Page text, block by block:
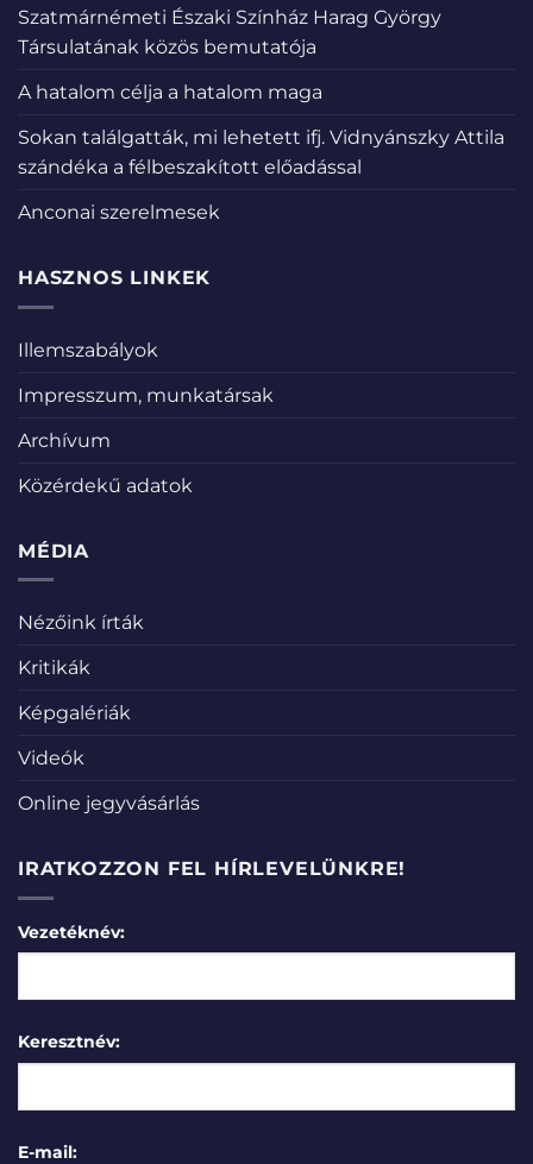
Szatmárnémeti Északi Színház Harag György
Társulatának közös bemutatója
A hatalom célja a hatalom maga
Sokan találgatták, mi lehetett ifj. Vidnyánszky Attila
szándéka a félbeszakított előadással
Anconai szerelmesek
HASZNOS LINKEK
Illemszabályok
Impresszum, munkatársak
Archívum
Közérdekű adatok
MÉDIA
Nézőink írták
Kritikák
Képgalériák
Videók
Online jegyvásárlás
IRATKOZZON FEL HÍRLEVELÜNKRE!
Vezetéknév:
Keresztnév:
E-mail: